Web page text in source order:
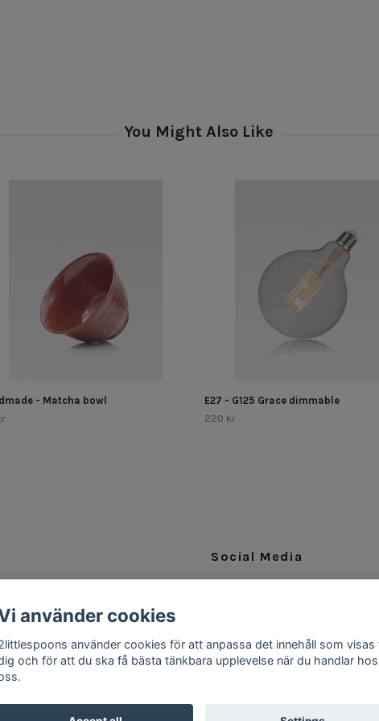
- Matcha bowl
E27 - G125 Grace dimmable
220 kr
Social Media
använder cookies
använder cookies för att anpassa det innehåll som visas
och för att du ska få bästa tänkbara upplevelse när du handlar hos